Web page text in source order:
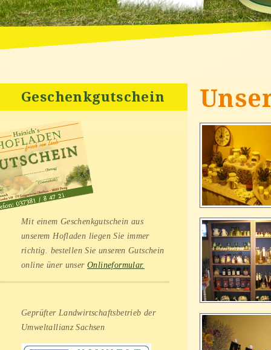
Geschenkgutschein
Mit einem Geschenkgutschein aus
unserem Hofladen liegen Sie immer
richtig. bestellen Sie unseren Gutschein
online üner unserOnlineformular.
Geprüfter Landwirtschaftsbetrieb der
Umweltallianz Sachsen